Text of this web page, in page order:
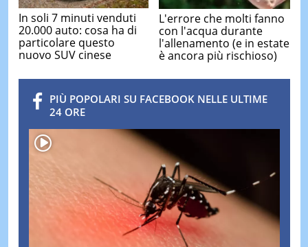
In soli 7 minuti venduti
20.000 auto: cosa ha di
particolare questo
nuovo SUV cinese
L'errore che molti fanno
con l'acqua durante
l'allenamento (e in estate
è ancora più rischioso)
PIÙ POPOLARI SU FACEBOOK NELLE ULTIME
24 ORE